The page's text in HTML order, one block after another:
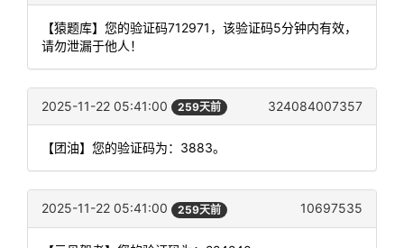
【猿题库】您的验证码712971，该验证码5分钟内有效，
请勿泄漏于他人！
2025-11-22 05:41:00 259天前 324084007357
【团油】您的验证码为：3883。
2025-11-22 05:41:00 259天前 10697535